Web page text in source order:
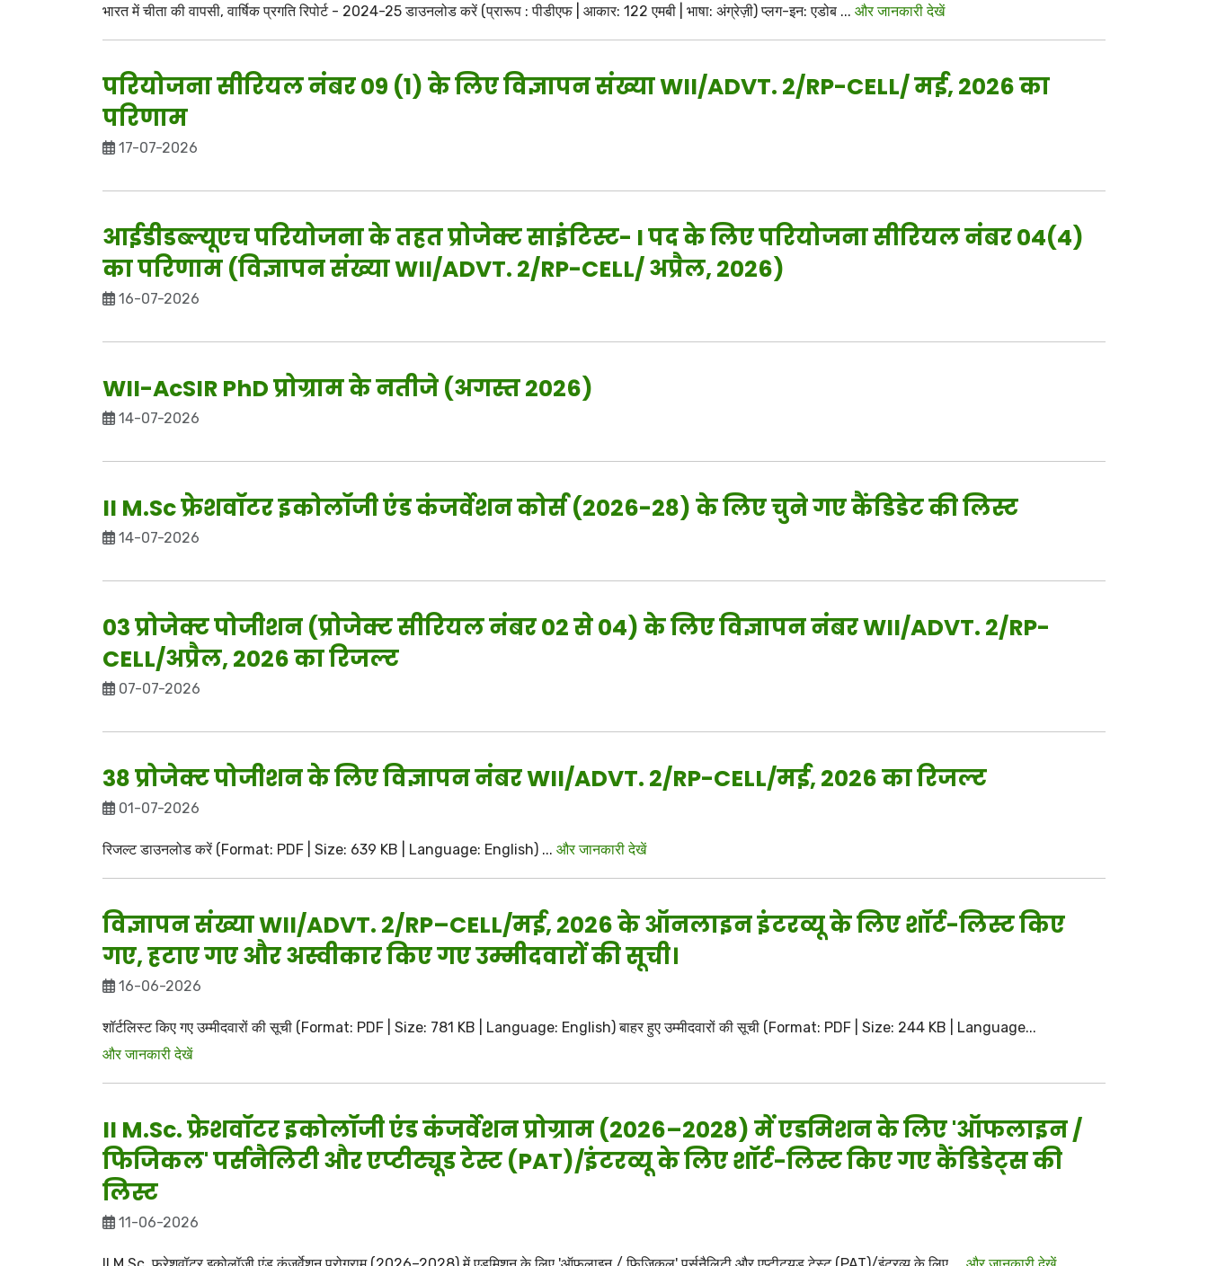
भारत में चीता की वापसी, वार्षिक प्रगति रिपोर्ट - 2024-25 डाउनलोड करें (प्रारूप : पीडीएफ | आकार: 122 एमबी | भाषा: अंग्रेज़ी) प्लग-इन: एडोब ... और जानकारी देखें
परियोजना सीरियल नंबर 09 (1) के लिए विज्ञापन संख्या WII/ADVT. 2/RP-CELL/ मई, 2026 का
परिणाम
17-07-2026
आईडीडब्ल्यूएच परियोजना के तहत प्रोजेक्ट साइंटिस्ट- I पद के लिए परियोजना सीरियल नंबर 04(4)
का परिणाम (विज्ञापन संख्या WII/ADVT. 2/RP-CELL/ अप्रैल, 2026)
16-07-2026
WII-AcSIR PhD प्रोग्राम के नतीजे (अगस्त 2026)
14-07-2026
II M.Sc फ्रेशवॉटर इकोलॉजी एंड कंजर्वेशन कोर्स (2026-28) के लिए चुने गए कैंडिडेट की लिस्ट
14-07-2026
03 प्रोजेक्ट पोजीशन (प्रोजेक्ट सीरियल नंबर 02 से 04) के लिए विज्ञापन नंबर WII/ADVT. 2/RP-
CELL/अप्रैल, 2026 का रिजल्ट
07-07-2026
38 प्रोजेक्ट पोजीशन के लिए विज्ञापन नंबर WII/ADVT. 2/RP-CELL/मई, 2026 का रिजल्ट
01-07-2026
रिजल्ट डाउनलोड करें (Format: PDF | Size: 639 KB | Language: English) ... और जानकारी देखें
विज्ञापन संख्या WII/ADVT. 2/RP–CELL/मई, 2026 के ऑनलाइन इंटरव्यू के लिए शॉर्ट-लिस्ट किए
गए, हटाए गए और अस्वीकार किए गए उम्मीदवारों की सूची।
16-06-2026
शॉर्टलिस्ट किए गए उम्मीदवारों की सूची (Format: PDF | Size: 781 KB | Language: English) बाहर हुए उम्मीदवारों की सूची (Format: PDF | Size: 244 KB | Language...
और जानकारी देखें
II M.Sc. फ्रेशवॉटर इकोलॉजी एंड कंजर्वेशन प्रोग्राम (2026–2028) में एडमिशन के लिए 'ऑफलाइन /
फिजिकल' पर्सनैलिटी और एप्टीट्यूड टेस्ट (PAT)/इंटरव्यू के लिए शॉर्ट-लिस्ट किए गए कैंडिडेट्स की
लिस्ट
11-06-2026